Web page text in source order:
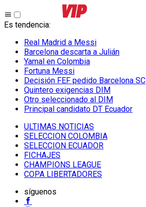
Es tendencia:
Real Madrid a Messi
Barcelona descarta a Julián
Yamal en Colombia
Fortuna Messi
Decisión FEF pedido Barcelona SC
Quintero exigencias DIM
Otro seleccionado al DIM
Principal candidato DT Ecuador
ULTIMAS NOTICIAS
SELECCION COLOMBIA
SELECCION ECUADOR
FICHAJES
CHAMPIONS LEAGUE
COPA LIBERTADORES
síguenos